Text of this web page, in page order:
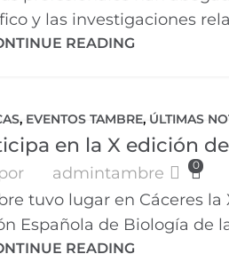
y las investigaciones
READING
, EVENTOS TAMBRE, ÚLTIMAS
en la X edición
admintambre 0
tuvo lugar en Cáceres
Española de Biología de
READING